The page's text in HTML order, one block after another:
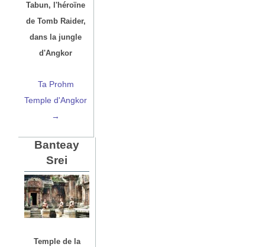
Tabun, l'héroïne
de Tomb Raider,
dans la jungle
d'Angkor
Ta Prohm
Temple d'Angkor
→
Banteay
Srei
Temple de la